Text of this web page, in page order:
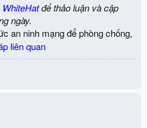
WhiteHatđể thảo luận và cập
ngày.
an ninh mạng để phòng chống,
liên quan